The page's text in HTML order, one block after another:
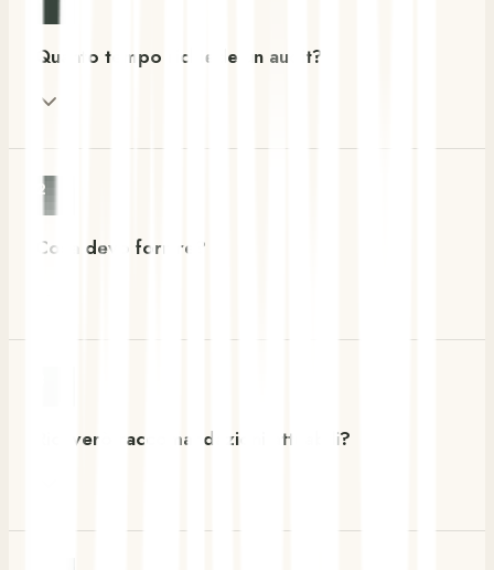
Quanto tempo richiede un audit?
2
Cosa devo fornire?
Riceverò raccomandazioni attuabili?